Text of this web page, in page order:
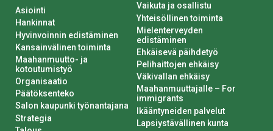
Asiointi
Hankinnat
Hyvinvoinnin edistäminen
Kansainvälinen toiminta
Maahanmuutto- ja
kotoutumistyö
Organisaatio
Päätöksenteko
Salon kaupunki työnantajana
Strategia
Vaikuta ja osallistu
Yhteisöllinen toiminta
Mielenterveyden
edistäminen
Ehkäisevä päihdetyö
Pelihaittojen ehkäisy
Väkivallan ehkäisy
Maahanmuuttajalle – For
immigrants
Ikääntyneiden palvelut
Lapsiystävällinen kunta